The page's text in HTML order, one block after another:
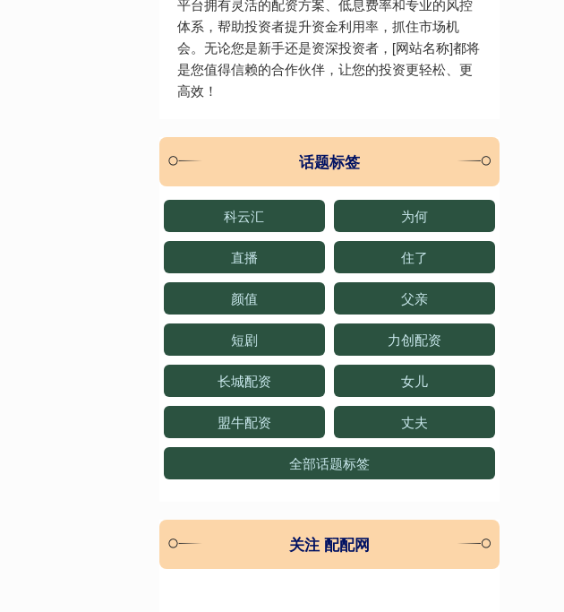
平台拥有灵活的配资方案、低息费率和专业的风控
体系，帮助投资者提升资金利用率，抓住市场机
会。无论您是新手还是资深投资者，[网站名称]都将
是您值得信赖的合作伙伴，让您的投资更轻松、更
高效！
话题标签
科云汇 为何
直播 住了
颜值 父亲
短剧 力创配资
长城配资 女儿
盟牛配资 丈夫
全部话题标签
关注 配配网